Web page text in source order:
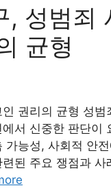
성범죄
균형
권리의 균형 성범
서 신중한 판단이
능성, 사회적 안
된 주요 쟁점과